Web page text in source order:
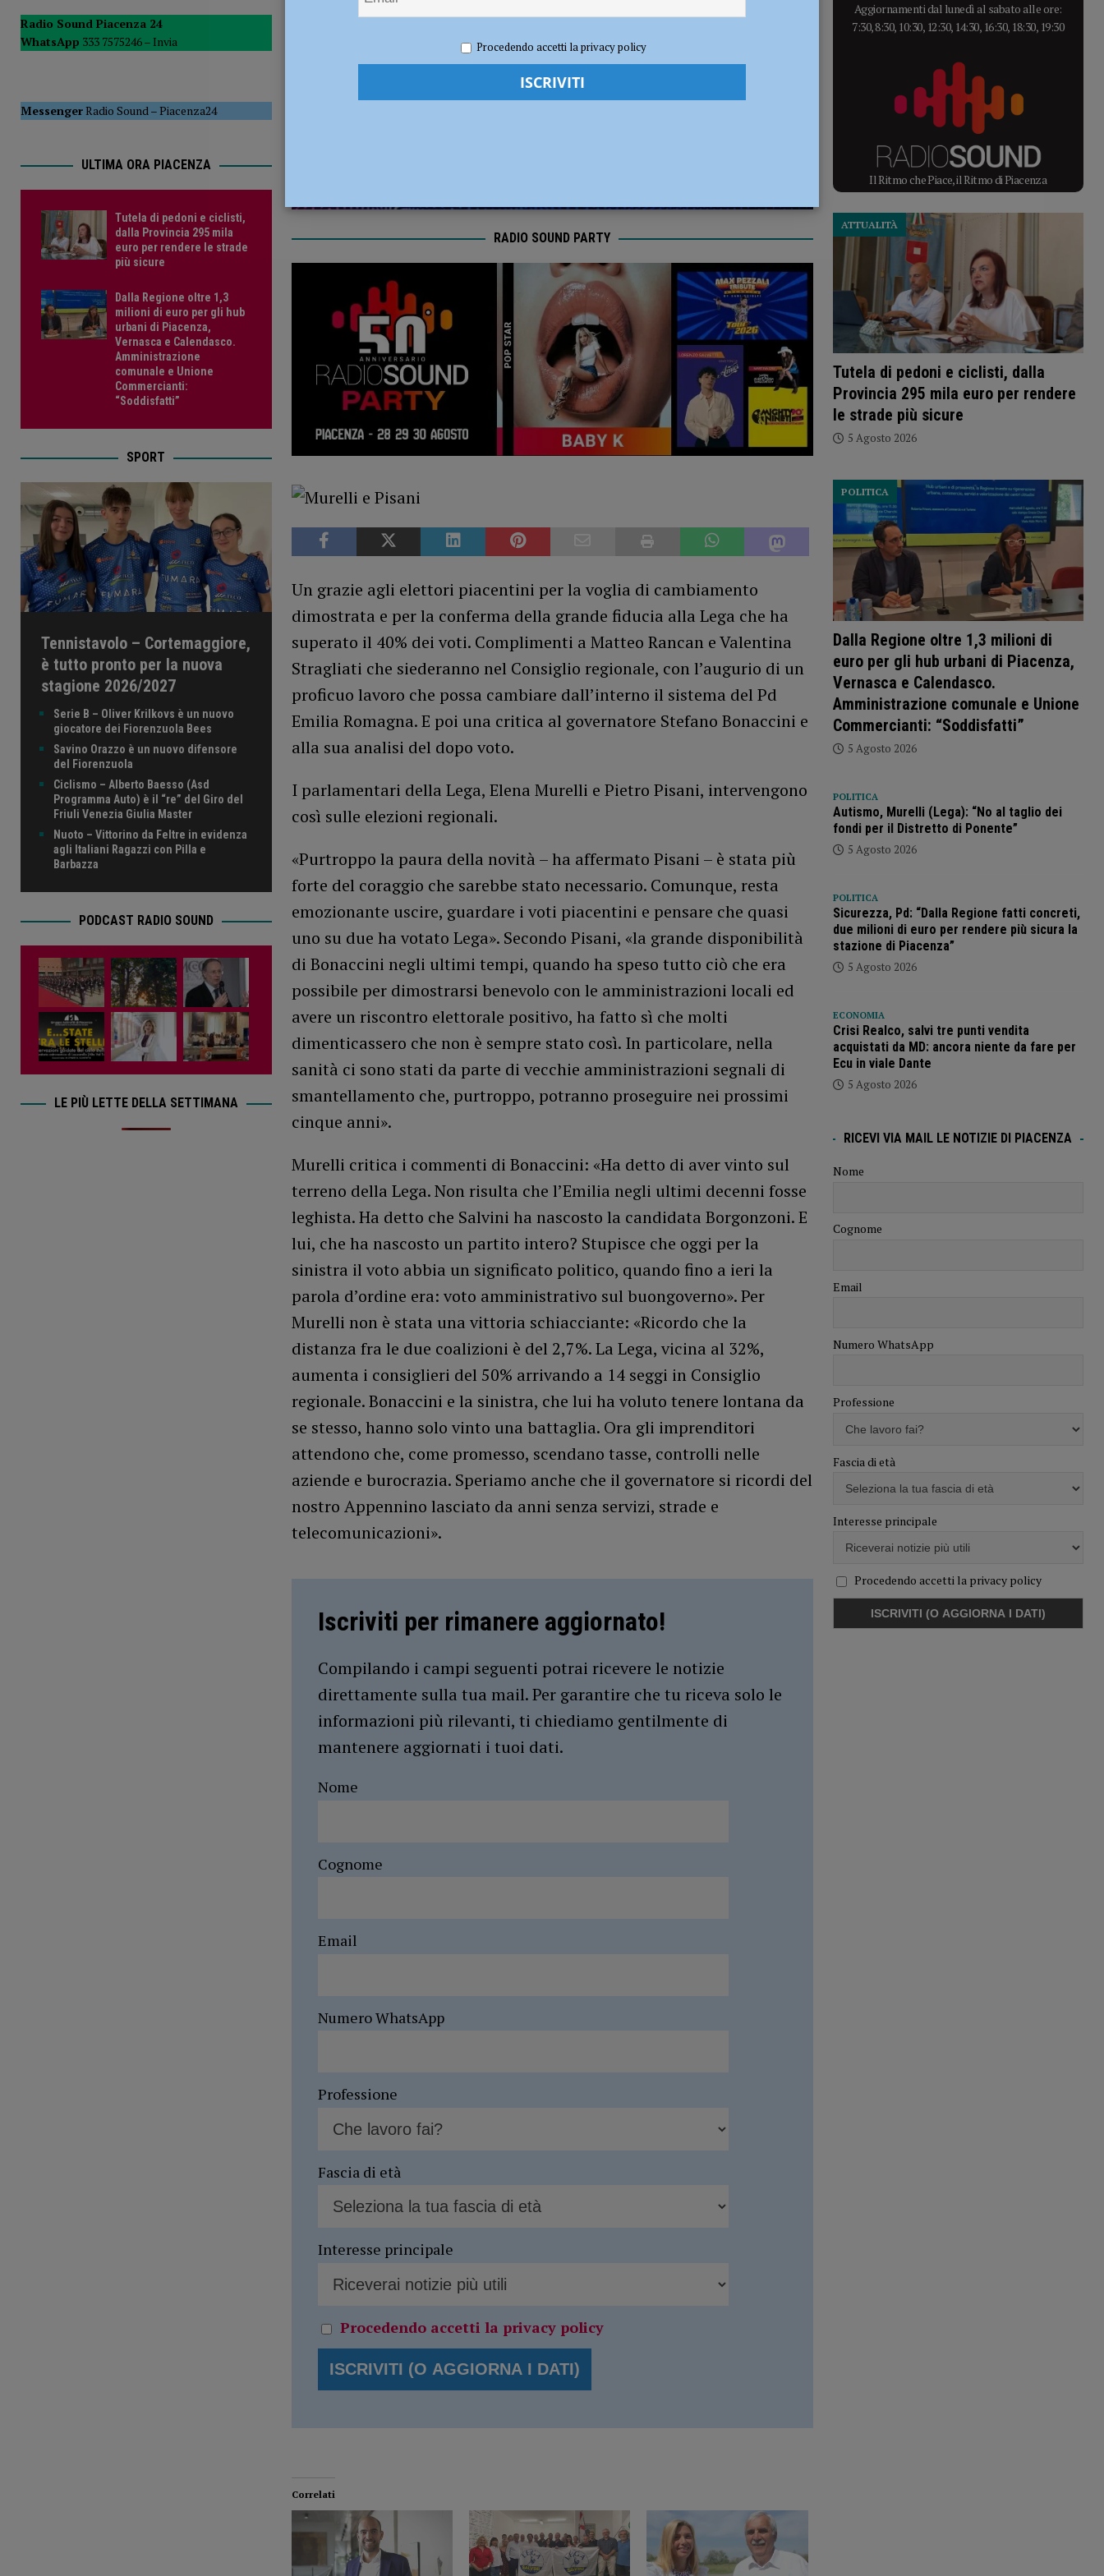
POLITICA
[ 5 Agosto 2026 ] Caldo estremo e asili nido, Tagliaferri (FdI): “Verificare subito la situazione nella provincia di Piacenza”
Redazione FG Politica
RADIO SOUND PARTY
Un grazie agli elettori piacentini per la voglia di cambiamento
dimostrata e per la conferma della grande fiducia alla Lega che ha
superato il 40% dei voti. Complimenti a Matteo Rancan e Valentina
Stragliati che siederanno nel Consiglio regionale, con l’augurio di un
proficuo lavoro che possa cambiare dall’interno il sistema del Pd
Emilia Romagna. E poi una critica al governatore Stefano Bonaccini e
alla sua analisi del dopo voto.
I parlamentari della Lega, Elena Murelli e Pietro Pisani, intervengono
così sulle elezioni regionali.
«Purtroppo la paura della novità – ha affermato Pisani – è stata più
forte del coraggio che sarebbe stato necessario. Comunque, resta
emozionante uscire, guardare i voti piacentini e pensare che quasi
uno su due ha votato Lega». Secondo Pisani, «la grande disponibilità
di Bonaccini negli ultimi tempi, quando ha speso tutto ciò che era
possibile per dimostrarsi benevolo con le amministrazioni locali ed
avere un riscontro elettorale positivo, ha fatto sì che molti
dimenticassero che non è sempre stato così. In particolare, nella
sanità ci sono stati da parte di vecchie amministrazioni segnali di
smantellamento che, purtroppo, potranno proseguire nei prossimi
cinque anni».
Murelli critica i commenti di Bonaccini: «Ha detto di aver vinto sul
terreno della Lega. Non risulta che l’Emilia negli ultimi decenni fosse
leghista. Ha detto che Salvini ha nascosto la candidata Borgonzoni. E
lui, che ha nascosto un partito intero? Stupisce che oggi per la
sinistra il voto abbia un significato politico, quando fino a ieri la
parola d’ordine era: voto amministrativo sul buongoverno». Per
Murelli non è stata una vittoria schiacciante: «Ricordo che la
distanza fra le due coalizioni è del 2,7%. La Lega, vicina al 32%,
aumenta i consiglieri del 50% arrivando a 14 seggi in Consiglio
regionale. Bonaccini e la sinistra, che lui ha voluto tenere lontana da
se stesso, hanno solo vinto una battaglia. Ora gli imprenditori
attendono che, come promesso, scendano tasse, controlli nelle
aziende e burocrazia. Speriamo anche che il governatore si ricordi del
nostro Appennino lasciato da anni senza servizi, strade e
telecomunicazioni».
Iscriviti per rimanere aggiornato!
Compilando i campi seguenti potrai ricevere le notizie
direttamente sulla tua mail. Per garantire che tu riceva solo le
informazioni più rilevanti, ti chiediamo gentilmente di
mantenere aggiornati i tuoi dati.
Nome
Cognome
Email
Numero WhatsApp
Professione
Fascia di età
Interesse principale
Procedendo accetti la privacy policy
Correlati
Radio Sound Piacenza 24
WhatsApp 333 7575246 – Invia
MessengerRadio Sound–Piacenza24
ULTIMA ORA PIACENZA
Tutela di pedoni e ciclisti,
dalla Provincia 295 mila
euro per rendere le strade
più sicure
Dalla Regione oltre 1,3
milioni di euro per gli hub
urbani di Piacenza,
Vernasca e Calendasco.
Amministrazione
comunale e Unione
Commercianti:
“Soddisfatti”
SPORT
Tennistavolo – Cortemaggiore,
è tutto pronto per la nuova
stagione 2026/2027
Serie B – Oliver Krilkovs è un nuovo
giocatore dei Fiorenzuola Bees
Savino Orazzo è un nuovo difensore
del Fiorenzuola
Ciclismo – Alberto Baesso (Asd
Programma Auto) è il “re” del Giro del
Friuli Venezia Giulia Master
Nuoto – Vittorino da Feltre in evidenza
agli Italiani Ragazzi con Pilla e
Barbazza
PODCAST RADIO SOUND
LE PIÙ LETTE DELLA SETTIMANA
Aggiornamenti dal lunedì al sabato alle ore:
7:30, 8:30, 10:30, 12:30, 14:30, 16:30, 18:30, 19:30
Il Ritmo che Piace, il Ritmo di Piacenza
Tutela di pedoni e ciclisti, dalla
Provincia 295 mila euro per rendere
le strade più sicure
ATTUALITÀ
5 Agosto 2026
Dalla Regione oltre 1,3 milioni di
euro per gli hub urbani di Piacenza,
Vernasca e Calendasco.
Amministrazione comunale e Unione
Commercianti: “Soddisfatti”
POLITICA
5 Agosto 2026
POLITICA
Autismo, Murelli (Lega): “No al taglio dei
fondi per il Distretto di Ponente”
5 Agosto 2026
POLITICA
Sicurezza, Pd: “Dalla Regione fatti concreti,
due milioni di euro per rendere più sicura la
stazione di Piacenza”
5 Agosto 2026
ECONOMIA
Crisi Realco, salvi tre punti vendita
acquistati da MD: ancora niente da fare per
Ecu in viale Dante
5 Agosto 2026
RICEVI VIA MAIL LE NOTIZIE DI PIACENZA
Nome
Cognome
Email
Numero WhatsApp
Professione
Fascia di età
Interesse principale
Procedendo accetti la privacy policy
Procedendo accetti la privacy policy